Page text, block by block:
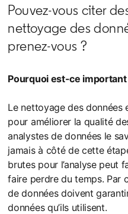
Pouvez-vous citer
nettoyage des
prenez-vous ?
Pourquoi est-ce important
Le nettoyage des données
pour améliorer la qualité
analystes de données le
jamais à côté de cette
brutes pour l’analyse peut
faire perdre du temps. Par
de données doivent
données qu’ils utilisent.